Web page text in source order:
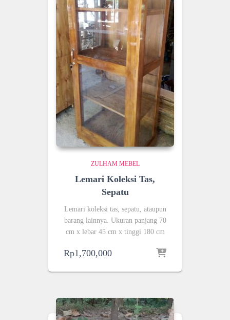
ZULHAM MEBEL
Lemari Koleksi Tas,
Sepatu
Lemari koleksi tas, sepatu, ataupun
barang lainnya. Ukuran panjang 70
cm x lebar 45 cm x tinggi 180 cm
Rp1,700,000